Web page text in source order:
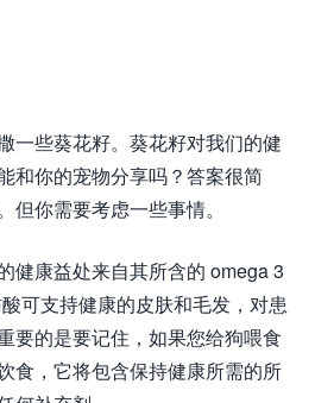
一些葵花籽。葵花籽对我们的健
和你的宠物分享吗？答案很简
你需要考虑一些事情。
健康益处来自其所含的 omega 3
可支持健康的皮肤和毛发，对患
要的是要记住，如果您给狗喂食
食，它将包含保持健康所需的所